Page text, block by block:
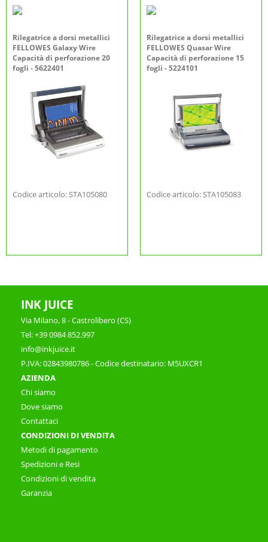
Rilegatrice a dorsi metallici
FELLOWES Galaxy Wire
Capacità di perforazione 20
fogli - 5622401
Codice articolo: STA105080
Rilegatrice a dorsi metallici
FELLOWES Quasar Wire
Capacità di perforazione 15
fogli - 5224101
Codice articolo: STA105083
INK JUICE
Via Milano, 8 - Castrolibero (CS)
Tel: +39 0984 852.997
info@inkjuice.it
P.IVA: 02843980786 - Codice destinatario: M5UXCR1
AZIENDA
Chi siamo
Dove siamo
Contattaci
CONDIZIONI DI VENDITA
Metodi di pagamento
Spedizioni e Resi
Condizioni di vendita
Garanzia